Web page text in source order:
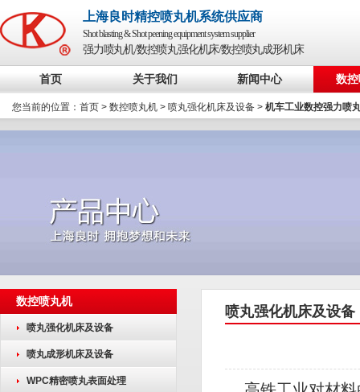
上海良时精控喷丸机系统供应商
Shot blasting & Shot peening equipment system supplier
强力喷丸机/数控喷丸强化机床/数控喷丸成形机床
首页 关于我们 新闻中心 数
您当前的位置： 首页 > 数控喷丸机 > 喷丸强化机床及设备 > 机车工业数控强力喷
数控喷丸机
喷丸强化机床及设备
喷丸成形机床及设备
WPC精密喷丸表面处理
喷丸强化机床及设备